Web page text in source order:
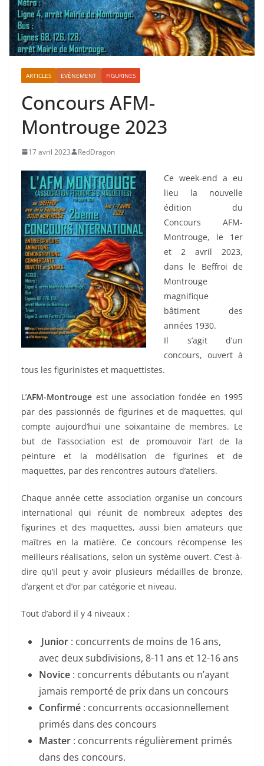
ARTICLES EVÈNEMENT FIGURINES
Concours AFM-
Montrouge 2023
17 avril 2023 RedDragon
Ce week-end a eu
lieu la nouvelle
édition du
Concours AFM-
Montrouge, le 1er
et 2 avril 2023,
dans le Beffroi de
Montrouge
magnifique
bâtiment des
années 1930.
Il s’agit d’un
concours, ouvert à
tous les figurinistes et maquettistes.
L’AFM-Montrouge est une association fondée en 1995
par des passionnés de figurines et de maquettes, qui
compte aujourd’hui une soixantaine de membres. Le
but de l’association est de promouvoir l’art de la
peinture et la modélisation de figurines et de
maquettes, par des rencontres autours d’ateliers.
Chaque année cette association organise un concours
international qui réunit de nombreux adeptes des
figurines et des maquettes, aussi bien amateurs que
maîtres en la matière. Ce concours récompense les
meilleurs réalisations, selon un système ouvert. C’est-à-
dire qu’il peut y avoir plusieurs médailles de bronze,
d’argent et d’or par catégorie et niveau.
Tout d’abord il y 4 niveaux :
Junior : concurrents de moins de 16 ans,
avec deux subdivisions, 8-11 ans et 12-16 ans
Novice : concurrents débutants ou n’ayant
jamais remporté de prix dans un concours
Confirmé : concurrents occasionnellement
primés dans des concours
Master : concurrents régulièrement primés
dans des concours.